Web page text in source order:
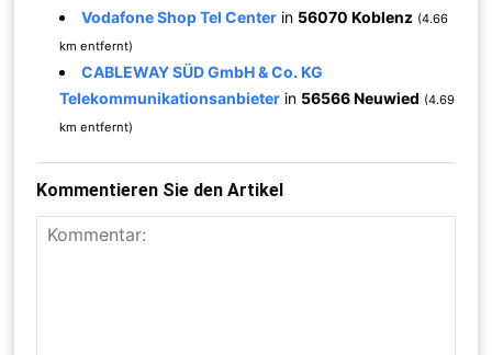
Vodafone Shop Tel Center in 56070 Koblenz (4.66
km entfernt)
CABLEWAY SÜD GmbH & Co. KG
Telekommunikationsanbieter in 56566 Neuwied (4.69
km entfernt)
Kommentieren Sie den Artikel